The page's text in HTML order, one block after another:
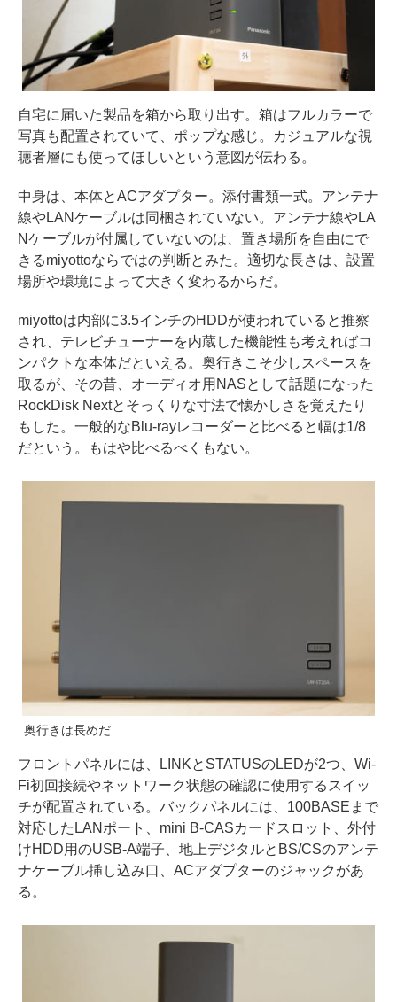
自宅に届いた製品を箱から取り出す。箱はフルカラーで
写真も配置されていて、ポップな感じ。カジュアルな視
聴者層にも使ってほしいという意図が伝わる。
中身は、本体とACアダプター。添付書類一式。アンテナ
線やLANケーブルは同梱されていない。アンテナ線やLA
Nケーブルが付属していないのは、置き場所を自由にで
きるmiyottoならではの判断とみた。適切な長さは、設置
場所や環境によって大きく変わるからだ。
miyottoは内部に3.5インチのHDDが使われていると推察
され、テレビチューナーを内蔵した機能性も考えればコ
ンパクトな本体だといえる。奥行きこそ少しスペースを
取るが、その昔、オーディオ用NASとして話題になった
RockDisk Nextとそっくりな寸法で懐かしさを覚えたり
もした。一般的なBlu-rayレコーダーと比べると幅は1/8
だという。もはや比べるべくもない。
奥行きは長めだ
フロントパネルには、LINKとSTATUSのLEDが2つ、Wi-
Fi初回接続やネットワーク状態の確認に使用するスイッ
チが配置されている。バックパネルには、100BASEまで
対応したLANポート、mini B-CASカードスロット、外付
けHDD用のUSB-A端子、地上デジタルとBS/CSのアンテ
ナケーブル挿し込み口、ACアダプターのジャックがあ
る。